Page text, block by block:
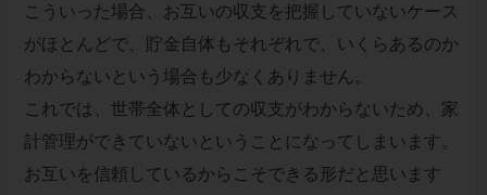
こういった場合、お互いの収支を把握していないケース
がほとんどで、貯金自体もそれぞれで、いくらあるのか
わからないという場合も少なくありません。
これでは、世帯全体としての収支がわからないため、家
計管理ができていないということになってしまいます。
お互いを信頼しているからこそできる形だと思います